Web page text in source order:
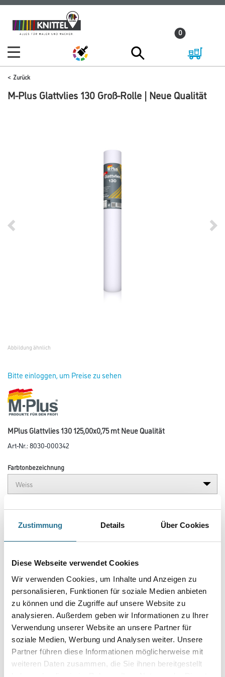
Zustimmung Details Über Cookies
Diese Webseite verwendet Cookies
Wir verwenden Cookies, um Inhalte und Anzeigen zu
personalisieren, Funktionen für soziale Medien anbieten
zu können und die Zugriffe auf unsere Website zu
analysieren. Außerdem geben wir Informationen zu Ihrer
Verwendung unserer Website an unsere Partner für
soziale Medien, Werbung und Analysen weiter. Unsere
Partner führen diese Informationen möglicherweise mit
weiteren Daten zusammen, die Sie ihnen bereitgestellt
Zum
Inhalt
Zum
Navigationsmenü
0
Zurück
M-Plus Glattvlies 130 Groß-Rolle | Neue Qualität
Abbildung ähnlich
Bitte einloggen, um Preise zu sehen
MPlus Glattvlies 130 125,00x0,75 mt Neue Qualität
Art-Nr.:8030-000342
Farbtonbezeichnung
Gebinde
Umrechnungsfaktoren